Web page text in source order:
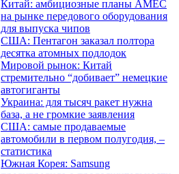
Китай: амбициозные планы AMEC
на рынке передового оборудования
для выпуска чипов
США: Пентагон заказал полтора
десятка атомных подлодок
Мировой рынок: Китай
стремительно “добивает” немецкие
автогиганты
Украина: для тысяч ракет нужна
база, а не громкие заявления
США: самые продаваемые
автомобили в первом полугодия, –
статистика
Южная Корея: Samsung